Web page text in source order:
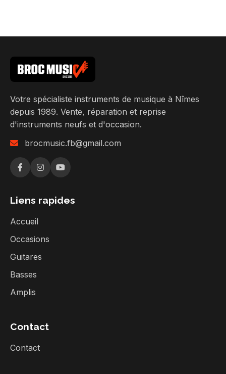
Votre spécialiste instruments de musique à Nîmes
depuis 1989. Vente, réparation et reprise
d'instruments neufs et d'occasion.
brocmusic.fb@gmail.com
Liens rapides
Accueil
Occasions
Guitares
Basses
Amplis
Contact
Contact